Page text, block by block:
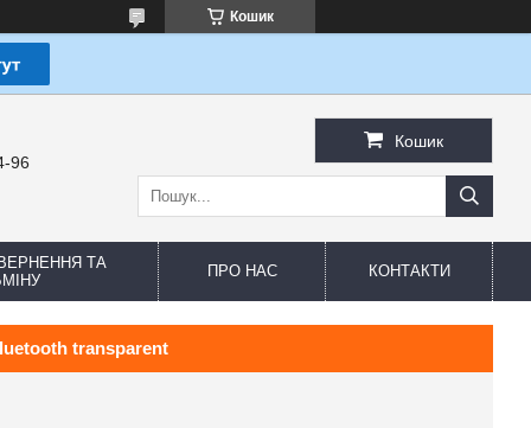
Кошик
96
Кошик
ТА
ПРО НАС КОНТАКТИ
transparent